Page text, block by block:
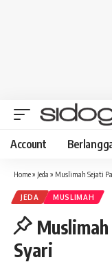
Account
Home» Jeda » Muslimah Sejati
JEDA MUSLIMAH
Syari